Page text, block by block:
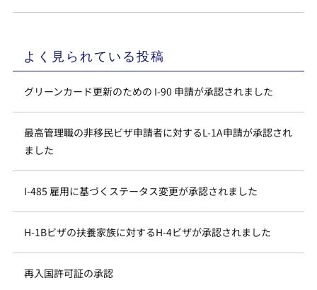
よく見られている投稿
グリーンカード更新のための I-90 申請が承認されました
最高管理職の非移民ビザ申請者に対するL-1A申請が承認され
ました
I-485 雇用に基づくステータス変更が承認されました
H-1Bビザの扶養家族に対するH-4ビザが承認されました
再入国許可証の承認